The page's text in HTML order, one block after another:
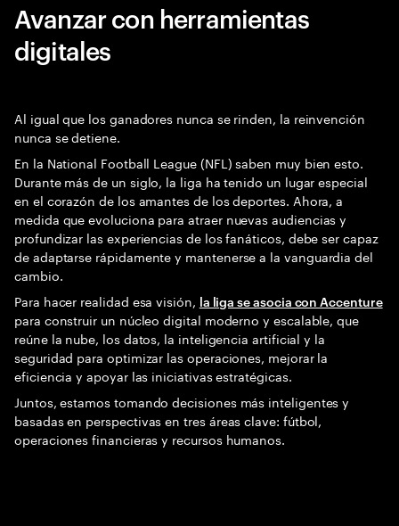
Avanzar con herramientas
digitales
Al igual que los ganadores nunca se rinden, la reinvención
nunca se detiene.
En la National Football League (NFL) saben muy bien esto.
Durante más de un siglo, la liga ha tenido un lugar especial
en el corazón de los amantes de los deportes. Ahora, a
medida que evoluciona para atraer nuevas audiencias y
profundizar las experiencias de los fanáticos, debe ser capaz
de adaptarse rápidamente y mantenerse a la vanguardia del
cambio.
Para hacer realidad esa visión, la liga se asocia con Accenture
para construir un núcleo digital moderno y escalable, que
reúne la nube, los datos, la inteligencia artificial y la
seguridad para optimizar las operaciones, mejorar la
eficiencia y apoyar las iniciativas estratégicas.
Juntos, estamos tomando decisiones más inteligentes y
basadas en perspectivas en tres áreas clave: fútbol,
operaciones financieras y recursos humanos.